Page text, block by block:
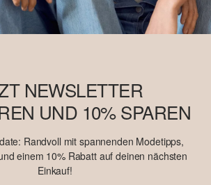
NEWSLETTER
UND 10% SPAREN
Randvoll mit spannenden Modetipps,
einem 10% Rabatt auf deinen nächsten
Einkauf!